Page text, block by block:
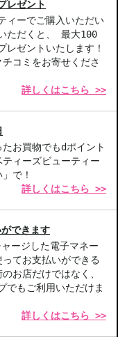
ください。また、明細
が手数料等の変更はご
やすく、急なトラブ
、安心して使用でき
レゼント
ィーでご購入いただい
ただくと、 最大100
レゼントいたします！
コミをお寄せくださ
詳しくはこちら >>
お買物でもdポイント
ィーズビューティー
で！
詳しくはこちら >>
できます
ージした電子マネー
てお支払いができる
お店だけではなく、
でもご利用いただけま
詳しくはこちら >>